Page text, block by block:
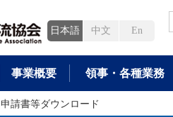
日本語 中文 En
事業概要 領事・各種業務
>
申請書等ダウンロード